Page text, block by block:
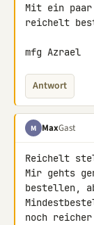
Mit ein
reichelt
mfg Azrael
Antwort
M MaxGast
Reichelt
Mir gehts
bestellen,
noch